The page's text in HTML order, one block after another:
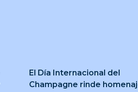
El Día Internacional del
Champagne rinde